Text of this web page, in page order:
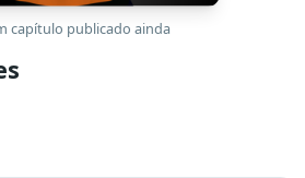
capítulo publicado ainda